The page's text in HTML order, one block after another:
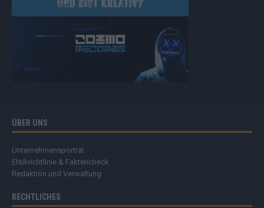
ÜBER UNS
Unternehmensporträt
Ehtikrichtlinie & Faktencheck
Redaktion und Verwaltung
RECHTLICHES